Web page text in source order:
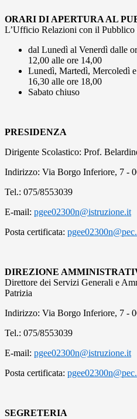
ORARI DI APERTURA AL
L’Ufficio Relazioni con il Pubblico
dal Lunedì al Venerdì dalle
12,00 alle ore 14,00
Lunedì, Martedì, Mercoledì
16,30 alle ore 18,00
Sabato chiuso
PRESIDENZA
Dirigente Scolastico: Prof.
Indirizzo: Via Borgo Inferiore, 7 -
Tel.: 075/8553039
E-mail: pgee02300n@istruzione.it
Posta certificata:
DIREZIONE
Direttore dei Servizi Generali e
Patrizia
Indirizzo: Via Borgo Inferiore, 7 -
Tel.: 075/8553039
E-mail: pgee02300n@istruzione.it
Posta certificata:
SEGRETERIA